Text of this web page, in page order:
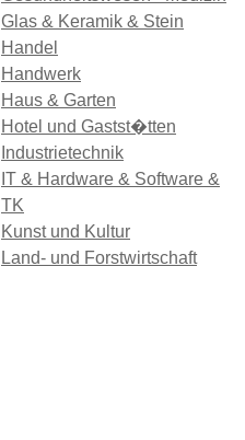
Glas & Keramik & Stein
Handel
Handwerk
Haus & Garten
Hotel und Gastst�tten
Industrietechnik
IT & Hardware & Software &
TK
Kunst und Kultur
Land- und Forstwirtschaft